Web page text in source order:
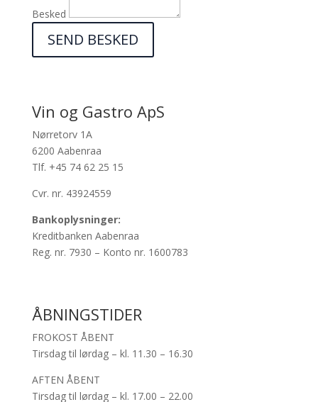
Besked
SEND BESKED
Vin og Gastro ApS
Nørretorv 1A
6200 Aabenraa
Tlf. +45 74 62 25 15
Cvr. nr. 43924559
Bankoplysninger:
Kreditbanken Aabenraa
Reg. nr. 7930 – Konto nr. 1600783
ÅBNINGSTIDER
FROKOST ÅBENT
Tirsdag til lørdag – kl. 11.30 – 16.30
AFTEN ÅBENT
Tirsdag til lørdag – kl. 17.00 – 22.00